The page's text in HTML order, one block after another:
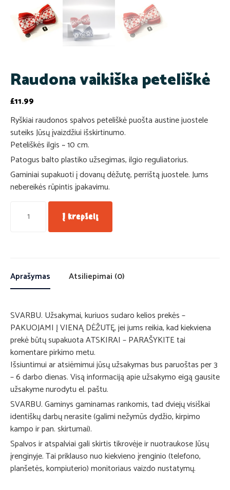
Raudona vaikiška peteliškė
£11.99
Ryškiai raudonos spalvos peteliškė puošta austine juostele
suteiks Jūsų įvaizdžiui išskirtinumo.
Peteliškės ilgis ~ 10 cm.
Patogus balto plastiko užsegimas, ilgio reguliatorius.
Gaminiai supakuoti į dovanų dėžutę, perrištą juostele. Jums
nebereikės rūpintis įpakavimu.
Į krepšelį
Aprašymas Atsiliepimai (0)
SVARBU. Užsakymai, kuriuos sudaro kelios prekės –
PAKUOJAMI Į VIENĄ DĖŽUTĘ, jei jums reikia, kad kiekviena
prekė būtų supakuota ATSKIRAI – PARAŠYKITE tai
komentare pirkimo metu.
Išsiuntimui ar atsiėmimui jūsų užsakymas bus paruoštas per 3
– 6 darbo dienas. Visą informaciją apie užsakymo eigą gausite
užsakyme nurodytu el. paštu.
SVARBU. Gaminys gaminamas rankomis, tad dviejų visiškai
identiškų darbų nerasite (galimi nežymūs dydžio, kirpimo
kampo ir pan. skirtumai).
Spalvos ir atspalviai gali skirtis tikrovėje ir nuotraukose Jūsų
įrenginyje. Tai priklauso nuo kiekvieno įrenginio (telefono,
planšetės, kompiuterio) monitoriaus vaizdo nustatymų.